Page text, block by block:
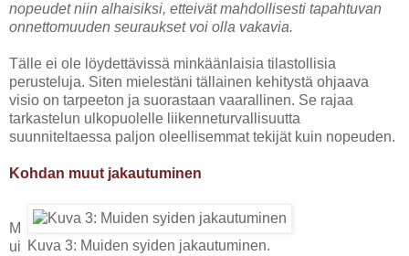
nopeudet niin alhaisiksi, etteivät mahdollisesti tapahtuvan
onnettomuuden seuraukset voi olla vakavia.
Tälle ei ole löydettävissä minkäänlaisia tilastollisia
perusteluja. Siten mielestäni tällainen kehitystä ohjaava
visio on tarpeeton ja suorastaan vaarallinen. Se rajaa
tarkastelun ulkopuolelle liikenneturvallisuutta
suunniteltaessa paljon oleellisemmat tekijät kuin nopeuden.
Kohdan muut jakautuminen
Kuva 3: Muiden syiden jakautuminen.
M
ui